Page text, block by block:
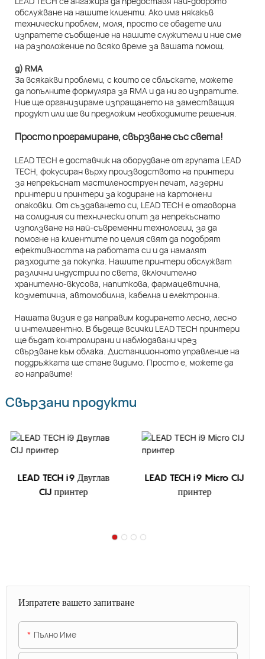
обслужване на нашите клиенти. Ако има някакъв
технически проблем, моля, просто се обадете или
изпратете съобщение на нашите служители и ние сме
на разположение по всяко време за вашата помощ.
д) RMA
За всякакви проблеми, с които се сблъскате, можете
да попълните формуляра за RMA и да ни го изпратите.
Ние ще организираме изпращането на заместващия
продукт или ще ви предложим необходимите решения.
Просто програмиране, свързване със света!
LEAD TECH е доставчик на оборудване от групата LEAD
TECH, фокусиран върху производството на принтери
за непрекъснат мастиленоструен печат, лазерни
принтери и принтери за кодиране на картонени
опаковки. От създаването си, LEAD TECH е отговорна
на солидния си технически опит за непрекъснато
използване на най-съвременни технологии, за да
помогне на клиентите по целия свят да подобрят
ефективността на работата си и да намалят
разходите за покупка. Нашите принтери обслужват
различни индустрии по света, включително
хранително-вкусова, напиткова, фармацевтична,
козметична, автомобилна, кабелна и електронна.
Нашата визия е да направим кодирането лесно, лесно
и интелигентно. В бъдеще всички LEAD TECH принтери
ще бъдат контролирани и наблюдавани чрез
свързване към облака. Дистанционното управление на
поддръжката ще стане видимо. Просто е, можете да
го направите!
Свързани продукти
LEAD TECH i9 Двуглав
CIJ принтер
LEAD TECH i9 Micro CIJ
принтер
Изпратете вашето запитване
Пълно Име